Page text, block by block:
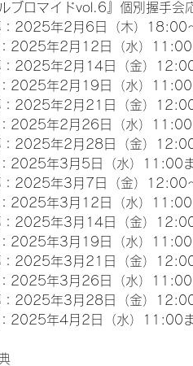
ブロマイドvol.6』個別握手会
：2025年2月6日（木）
：2025年2月12日（水）11:00
：2025年2月14日（金）
：2025年2月19日（水）11:00
：2025年2月21日（金）
：2025年2月26日（水）11:00
：2025年2月28日（金）
：2025年3月5日（水）11:00ま
：2025年3月7日（金）
：2025年3月12日（水）11:00
：2025年3月14日（金）
：2025年3月19日（水）11:00
：2025年3月21日（金）
：2025年3月26日（水）11:00
：2025年3月28日（金）
：2025年4月2日（水）11:00ま